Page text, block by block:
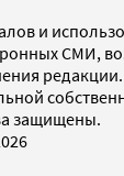
и
СМИ,
защищены.